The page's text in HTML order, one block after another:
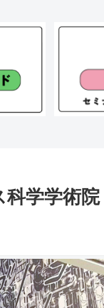
科学学術院